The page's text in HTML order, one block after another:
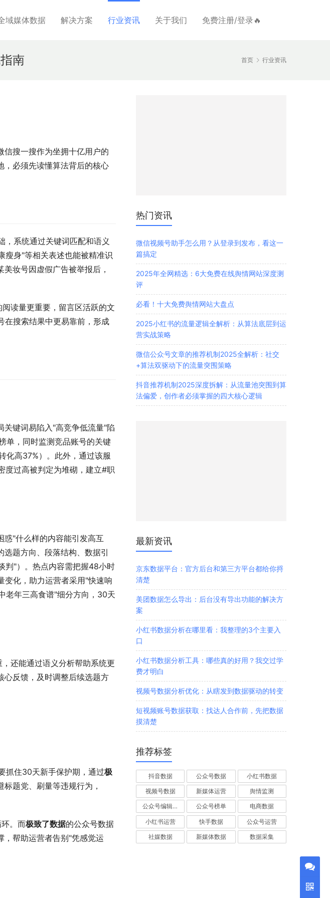
域媒体数据 解决方案 行业资讯 关于我们 免费注册/登录🔥
首页 行业资讯
南
信搜一搜作为坐拥十亿用户的
，必须先读懂算法背后的核心
系统通过关键词匹配和语义
瘦身"等相关表述也能被精准识
妆号因虚假广告被举报后，
读量更重要，留言区活跃的文
在搜索结果中更易靠前，形成
关键词易陷入"高竞争低流量"陷
单，同时监测竞品账号的关键
化高37%）。此外，通过该服
度过高被判定为堆砌，建立#职
惑"什么样的内容能引发高互
题方向、段落结构、数据引
判"）。热点内容需把握48小时
变化，助力运营者采用"快速响
老年三高食谱"细分方向，30天
还能通过语义分析帮助系统更
心反馈，及时调整后续选题方
抓住30天新手保护期，通过极
题党、刷量等违规行为，
。而极致了数据的公众号数据
，帮助运营者告别"凭感觉运
热门资讯
微信视频号助手怎么用？从登录到发布，看这一
篇搞定
2025年全网精选：6大免费在线舆情网站深度测
评
必看！十大免费舆情网站大盘点
2025小红书的流量逻辑全解析：从算法底层到运
营实战策略
微信公众号文章的推荐机制2025全解析：社交
+算法双驱动下的流量突围策略
抖音推荐机制2025深度拆解：从流量池突围到算
法偏爱，创作者必须掌握的四大核心逻辑
最新资讯
京东数据平台：官方后台和第三方平台都给你捋
清楚
美团数据怎么导出：后台没有导出功能的解决方
案
小红书数据分析在哪里看：我整理的3个主要入
口
小红书数据分析工具：哪些真的好用？我交过学
费才明白
视频号数据分析优化：从瞎发到数据驱动的转变
短视频账号数据获取：找达人合作前，先把数据
摸清楚
推荐标签
抖音数据 公众号数据 小红书数据
视频号数据 新媒体运营 舆情监测
公众号编辑器 公众号榜单 电商数据
小红书运营 快手数据 公众号运营
社媒数据 新媒体数据 数据采集